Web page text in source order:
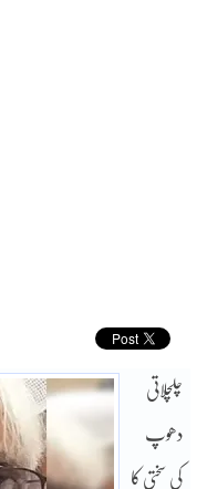
چلچلاتی
دھوپ
کی سختی کا